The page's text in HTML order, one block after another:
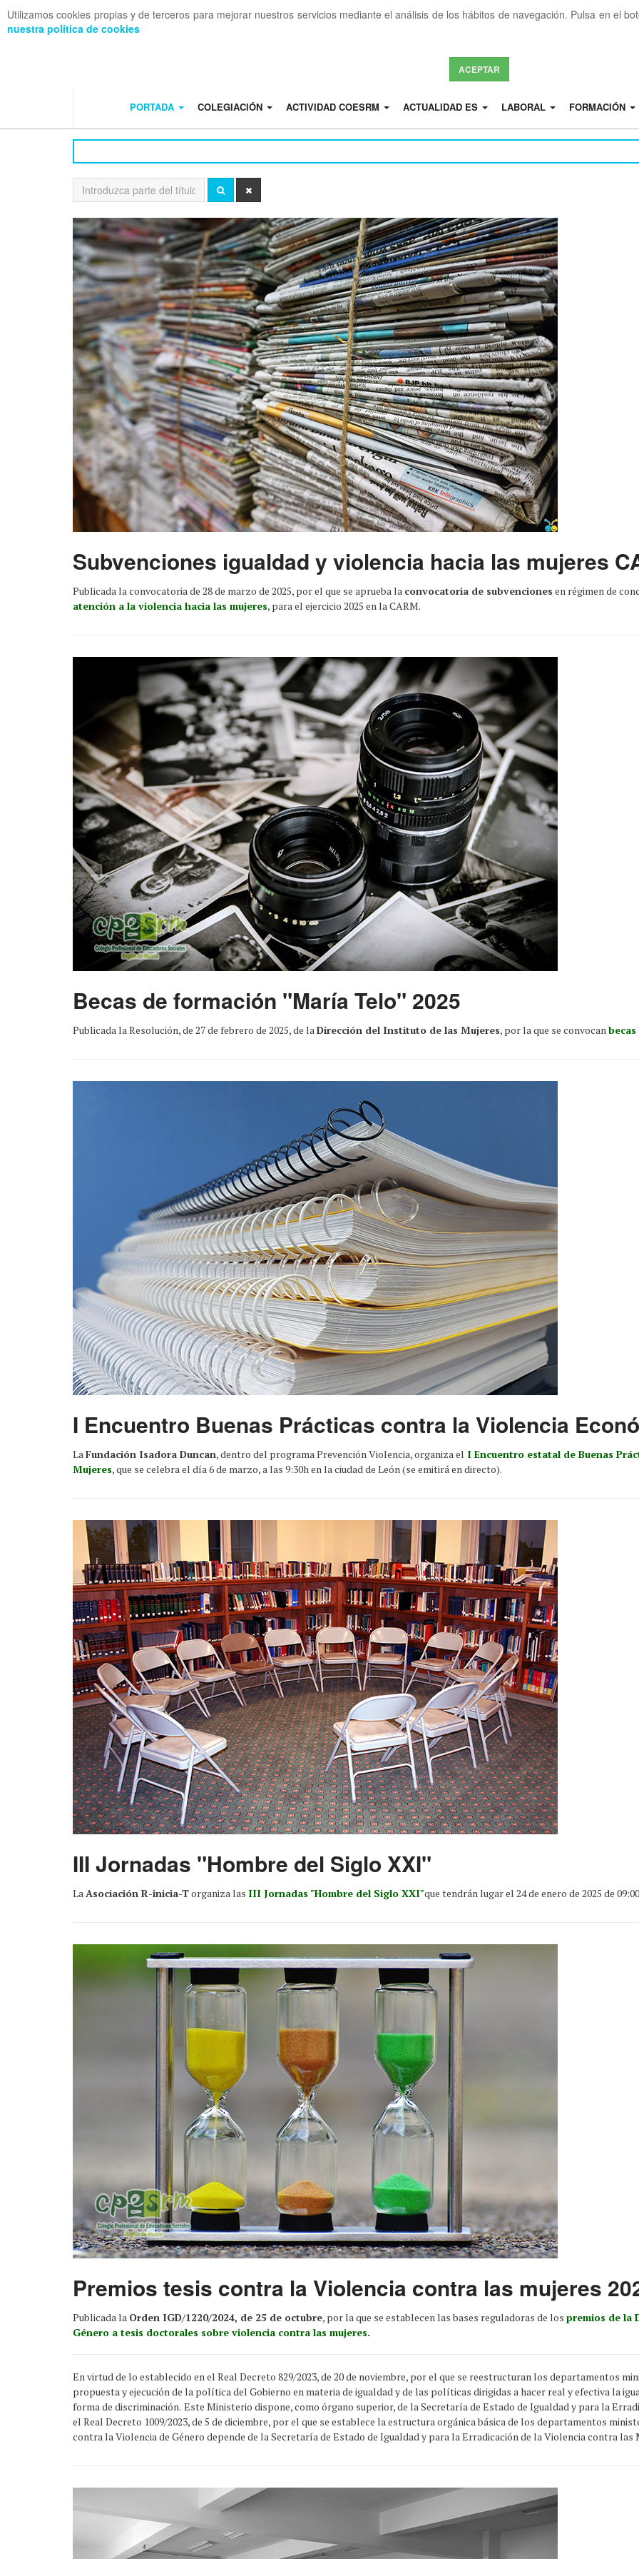
Utilizamos cookies propias y de terceros para mejorar nuestros servicios mediante el análisis de los hábitos de navegación. Pulsa en el
nuestra política de cookies
ACEPTAR
PORTADA COLEGIACIÓN ACTIVIDAD COESRM ACTUALIDAD ES LABORAL FORMACIÓN
Introduzca
parte
título
BUSCAR
Subvenciones igualdad y violencia hacia las mujeres
Publicada la convocatoria de 28 de marzo de 2025, por el que se aprueba la convocatoria de subvenciones en régimen de
atención a la violencia hacia las mujeres, para el ejercicio 2025 en la CARM.
Becas de formación "María Telo" 2025
Publicada la Resolución, de 27 de febrero de 2025, de laDirección del Instituto de las Mujeres, por la que se convocan
I Encuentro Buenas Prácticas contra la Violencia
LaFundación Isadora Duncan, dentro del programa Prevención Violencia, organiza el I Encuentro estatal de Buenas
Mujeres, que se celebra el día 6 de marzo, a las 9:30h en la ciudad de León (se emitirá en directo).
III Jornadas "Hombre del Siglo XXI"
LaAsociación R-inicia-Torganiza las III Jornadas "Hombre del Siglo XXI"que tendrán lugar el 24 de enero de 2025 de
Premios tesis contra la Violencia contra las mujeres
Publicada la Orden IGD/1220/2024, de 25 de octubre, por la que se establecen las bases reguladoras de los premios de la
Género a tesis doctorales sobre violencia contra las mujeres.
En virtud de lo establecido en el Real Decreto 829/2023, de 20 de noviembre, por el que se reestructuran los departamentos
propuesta y ejecución de la política del Gobierno en materia de igualdad y de las políticas dirigidas a hacer real y efectiva la
forma de discriminación. Este Ministerio dispone, como órgano superior, de la Secretaría de Estado de Igualdad y para la
el Real Decreto 1009/2023, de 5 de diciembre, por el que se establece la estructura orgánica básica de los departamentos
contra la Violencia de Género depende de la Secretaría de Estado de Igualdad y para la Erradicación de la Violencia contra las